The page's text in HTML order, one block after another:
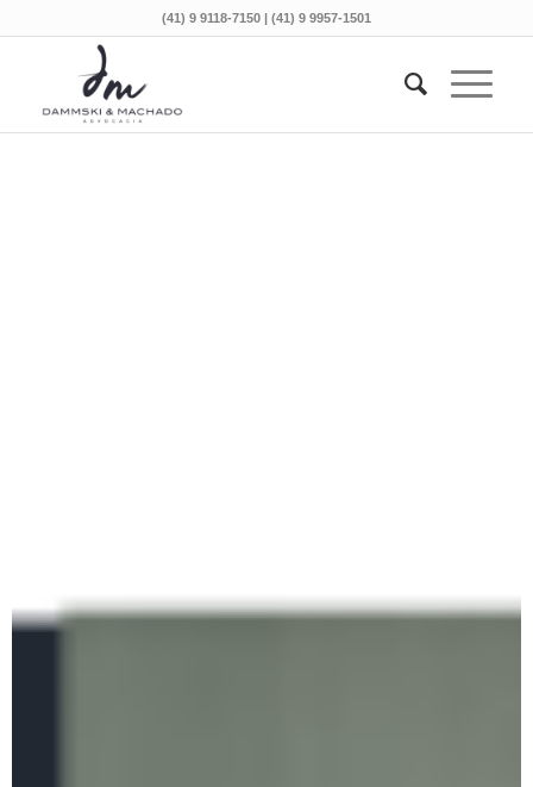
(41) 9 9118-7150 | (41) 9 9957-1501